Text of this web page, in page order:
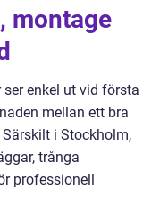
montage
enkel ut vid första
mellan ett bra
i Stockholm,
trånga
professionell